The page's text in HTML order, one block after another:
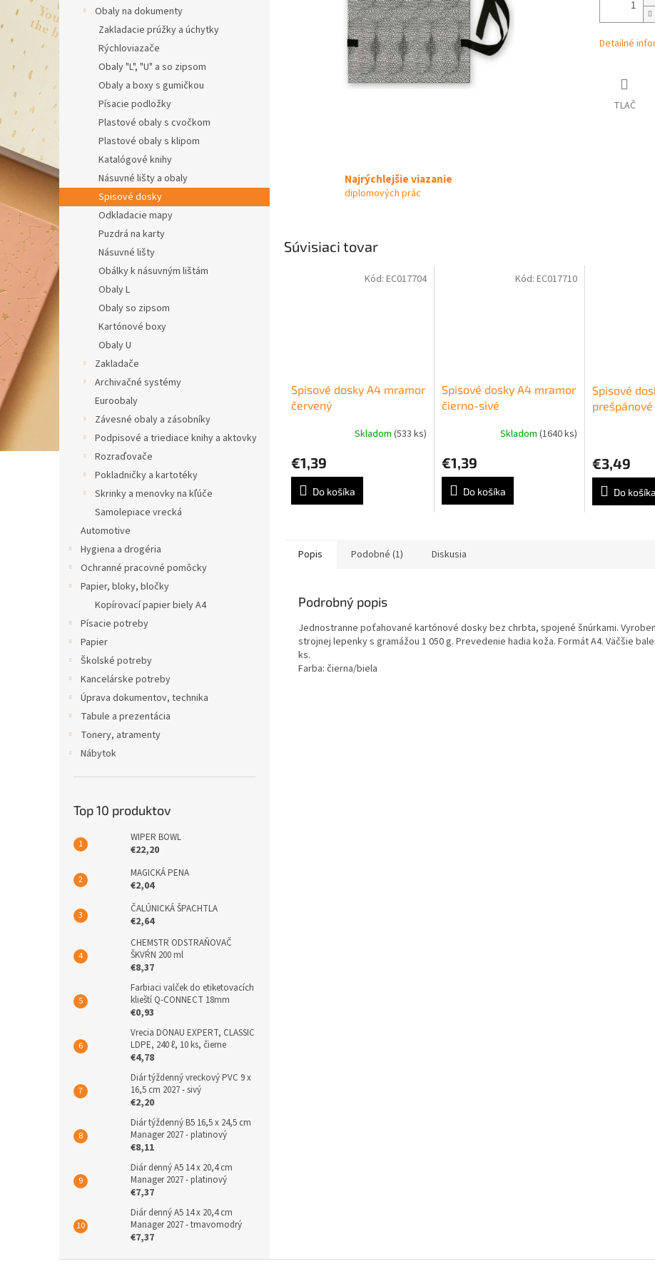
Obaly na dokumenty
Zakladacie prúžky a úchytky
Rýchloviazače
Obaly "L", "U" a so zipsom
Obaly a boxy s gumičkou
Písacie podložky
Plastové obaly s cvočkom
Plastové obaly s klipom
Katalógové knihy
Násuvné lišty a obaly
Spisové dosky
Odkladacie mapy
Puzdrá na karty
Násuvné lišty
Obálky k násuvným lištám
Obaly L
Obaly so zipsom
Kartónové boxy
Obaly U
Zakladače
Archivačné systémy
Euroobaly
Závesné obaly a zásobníky
Podpisové a triediace knihy a aktovky
Rozraďovače
Pokladničky a kartotéky
Skrinky a menovky na kľúče
Samolepiace vrecká
Automotive
Hygiena a drogéria
Ochranné pracovné pomôcky
Papier, bloky, bločky
Kopírovací papier biely A4
Písacie potreby
Papier
Školské potreby
Kancelárske potreby
Úprava dokumentov, technika
Tabule a prezentácia
Tonery, atramenty
Nábytok
Top 10 produktov
WIPER BOWL
€22,20
MAGICKÁ PENA
€2,04
ČALÚNICKÁ ŠPACHTLA
€2,64
CHEMSTR ODSTRAŇOVAČ
ŠKVŔN 200 ml
€8,37
Farbiaci valček do etiketovacích
klieští Q-CONNECT 18mm
€0,93
Vrecia DONAU EXPERT, CLASSIC
LDPE, 240 ℓ, 10 ks, čierne
€4,78
Diár týždenný vreckový PVC 9 x
16,5 cm 2027 - sivý
€2,20
Diár týždenný B5 16,5 x 24,5 cm
Manager 2027 - platinový
€8,11
Diár denný A5 14 x 20,4 cm
Manager 2027 - platinový
€7,37
Diár denný A5 14 x 20,4 cm
Manager 2027 - tmavomodrý
€7,37
Detailné
TLAČ
Najrýchlejšie viazanie
diplomových prác
Súvisiaci tovar
Spisové dosky A4 mramor
červený
Skladom (533 ks)
€1,39
Do košíka
Kód: EC017704
Spisové dosky A4 mramor
čierno-sivé
Skladom (1640 ks)
€1,39
Do košíka
Kód: EC017710
Spisové
prešpánové
€3,49
Do košíka
Popis Podobné (1) Diskusia
Podrobný popis
Jednostranne poťahované kartónové dosky bez chrbta, spojené šnúrkami.
strojnej lepenky s gramážou 1 050 g. Prevedenie hadia koža. Formát A4. Väčšie
ks.
Farba: čierna/biela